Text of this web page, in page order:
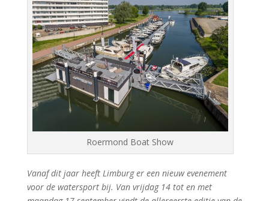
Roermond Boat Show
Vanaf dit jaar heeft Limburg er een nieuw evenement
voor de watersport bij. Van vrijdag 14 tot en met